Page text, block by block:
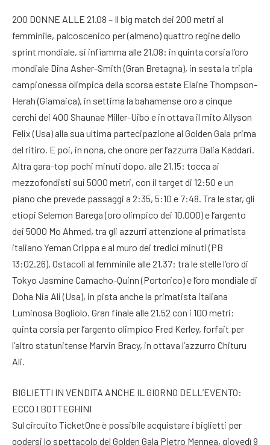
200 DONNE ALLE 21.08 – Il big match dei 200 metri al
femminile, palcoscenico per (almeno) quattro regine dello
sprint mondiale, si infiamma alle 21.08: in quinta corsia l’oro
mondiale Dina Asher-Smith (Gran Bretagna), in sesta la tripla
campionessa olimpica della scorsa estate Elaine Thompson-
Herah (Giamaica), in settima la bahamense oro a cinque
cerchi dei 400 Shaunae Miller-Uibo e in ottava il mito Allyson
Felix (Usa) alla sua ultima partecipazione al Golden Gala prima
del ritiro. E poi, in nona, che onore per l’azzurra Dalia Kaddari.
Altra gara-top pochi minuti dopo, alle 21.15: tocca ai
mezzofondisti sui 5000 metri, con il target di 12:50 e un
piano che prevede passaggi a 2:35, 5:10 e 7:48. Tra le star, gli
etiopi Selemon Barega (oro olimpico dei 10.000) e l’argento
dei 5000 Mo Ahmed, tra gli azzurri attenzione al primatista
italiano Yeman Crippa e al muro dei tredici minuti (PB
13:02.26). Ostacoli al femminile alle 21.37: tra le stelle l’oro di
Tokyo Jasmine Camacho-Quinn (Portorico) e l’oro mondiale di
Doha Nia Ali (Usa), in pista anche la primatista italiana
Luminosa Bogliolo. Gran finale alle 21.52 con i 100 metri:
quinta corsia per l’argento olimpico Fred Kerley, forfait per
l’altro statunitense Marvin Bracy, in ottava l’azzurro Chituru
Ali.
BIGLIETTI IN VENDITA ANCHE IL GIORNO DELL’EVENTO:
ECCO I BOTTEGHINI
Sul circuito TicketOne è possibile acquistare i biglietti per
godersi lo spettacolo del Golden Gala Pietro Mennea, giovedì 9